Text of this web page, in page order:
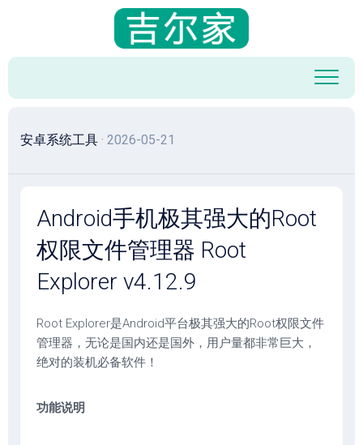
容
安卓系统工具 · 2026-05-21
Android手机极其强大的Root
权限文件管理器 Root
Explorer v4.12.9
Root Explorer是Android平台极其强大的Root权限文件
管理器，无论是国内还是国外，用户量都非常巨大，
绝对的装机必备软件！
功能说明